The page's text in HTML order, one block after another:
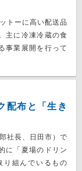
トーに高い配送品
主に冷凍冷蔵の食
事業展開を行って
配布と「生き
社長、日田市）で
に「夏場のドリン
り組んでいるもの